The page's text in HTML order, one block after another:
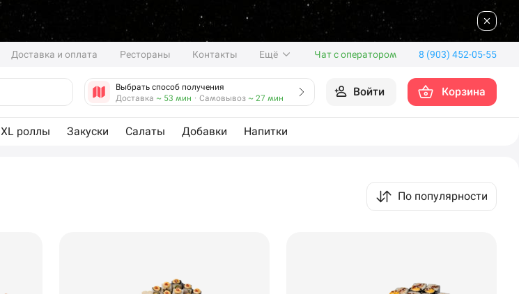
Доставка и оплата Рестораны Контакты Ещё Чат с оператором 8 (903) 452-05-55
Выбрать способ получения
Доставка ~ 53 мин · Самовывоз ~ 27 мин Войти Корзина
XL роллы Закуски Салаты Добавки Напитки
По популярности